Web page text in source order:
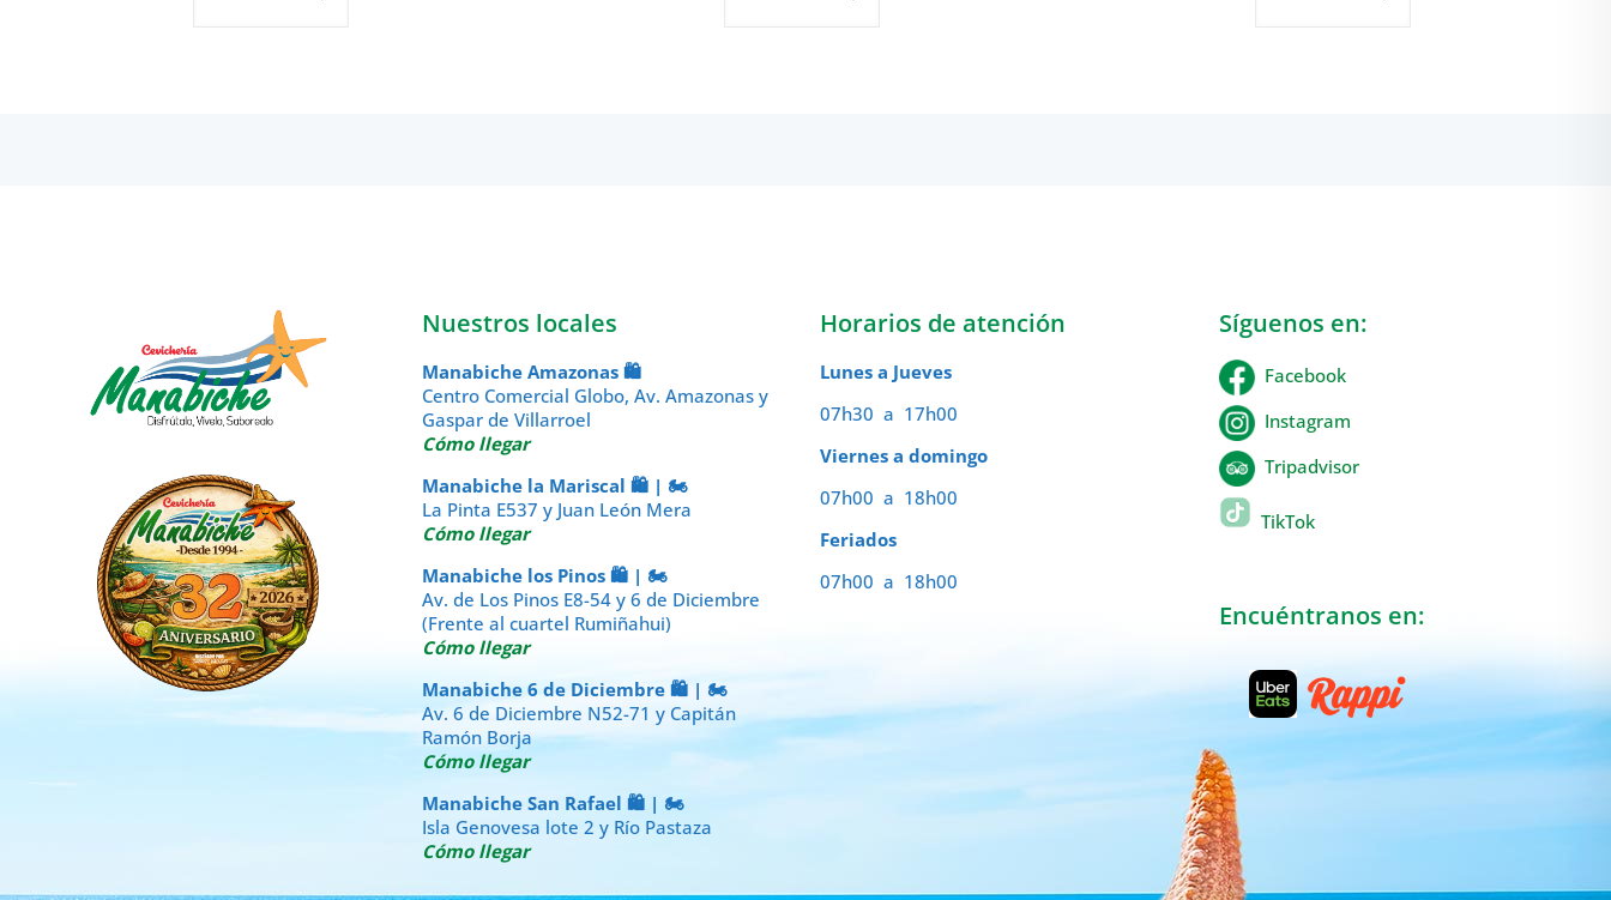
Nuestros locales
Manabiche Amazonas 🛍️
Centro Comercial Globo, Av. Amazonas y
Gaspar de Villarroel
Cómo llegar
Manabiche la Mariscal 🛍️ | 🏍️
La Pinta E537 y Juan León Mera
Cómo llegar
Manabiche los Pinos 🛍️ | 🏍️
Av. de Los Pinos E8-54 y 6 de Diciembre
(Frente al cuartel Rumiñahui)
Cómo llegar
Manabiche 6 de Diciembre 🛍️ | 🏍️
Av. 6 de Diciembre N52-71 y Capitán
Ramón Borja
Cómo llegar
Manabiche San Rafael 🛍️ | 🏍️
Isla Genovesa lote 2 y Río Pastaza
Cómo llegar
Horarios de atención
Lunes a Jueves
07h30 a 17h00
Viernes a domingo
07h00 a 18h00
Feriados
07h00 a 18h00
Síguenos en:
Facebook
Instagram
Tripadvisor
TikTok
Encuéntranos en: